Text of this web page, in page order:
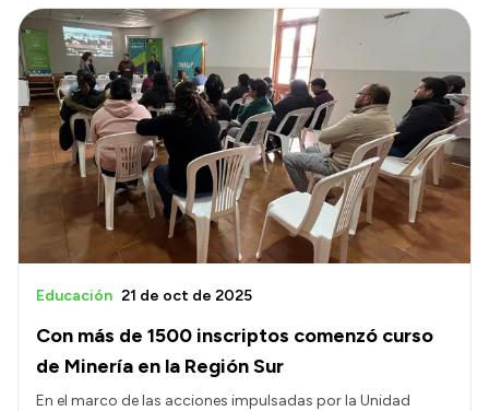
Con más de 1500 inscriptos comenzó curso
de Minería en la Región Sur
Educación 21 de oct de 2025
En el marco de las acciones impulsadas por la Unidad